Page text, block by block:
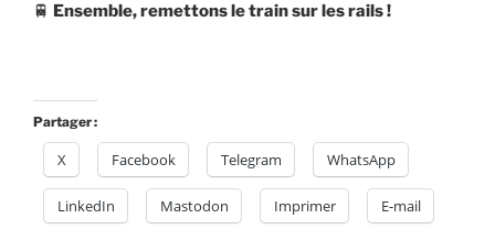
🚆 Ensemble, remettons le train sur les rails !
Partager :
X Facebook Telegram WhatsApp
LinkedIn Mastodon Imprimer E-mail